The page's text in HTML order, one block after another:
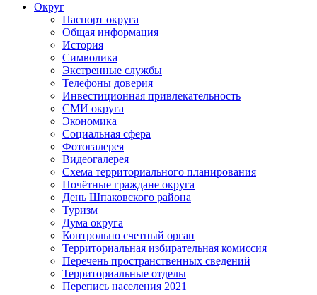
Округ
Паспорт округа
Общая информация
История
Символика
Экстренные службы
Телефоны доверия
Инвестиционная привлекательность
СМИ округа
Экономика
Социальная сфера
Фотогалерея
Видеогалерея
Схема территориального планирования
Почётные граждане округа
День Шпаковского района
Туризм
Дума округа
Контрольно счетный орган
Территориальная избирательная комиссия
Перечень пространственных сведений
Территориальные отделы
Перепись населения 2021